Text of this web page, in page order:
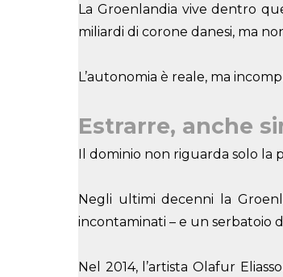
La Groenlandia vive dentro
miliardi di corone danesi, ma
L’autonomia è reale, ma
Estrarre, anche
Il dominio non riguarda solo la
Negli ultimi decenni la
incontaminati – e un serbatoio
Nel 2014, l’artista Olafur